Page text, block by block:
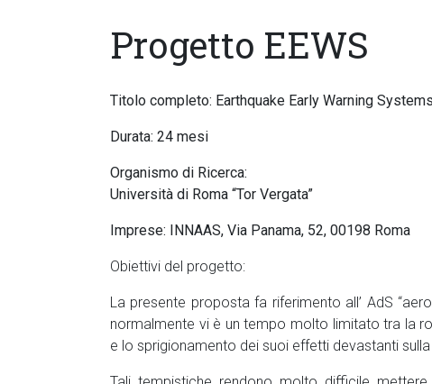
Tor
Vergata
Progetto EEWS
Titolo completo: Earthquake Early Warning Systems
Durata: 24 mesi
Organismo di Ricerca:
Università di Roma “Tor Vergata”
Imprese: INNAAS, Via Panama, 52, 00198 Roma
Obiettivi del progetto:
La presente proposta fa riferimento all’ AdS
normalmente vi è un tempo molto limitato tra la
e lo sprigionamento dei suoi effetti devastanti